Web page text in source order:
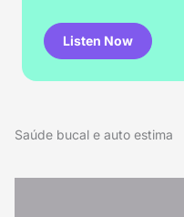
Listen Now
Saúde bucal e auto estima